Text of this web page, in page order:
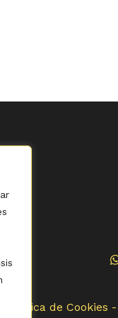
Política de Cookies -